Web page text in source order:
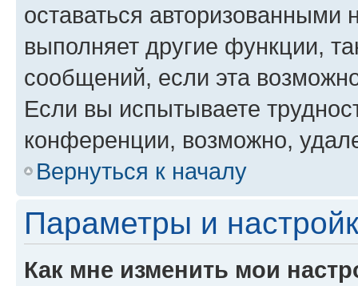
оставаться авторизованными
выполняет другие функции,
сообщений, если эта
Если вы испытываете
конференции, возможно,
Вернуться к началу
Параметры и
Как мне изменить мои